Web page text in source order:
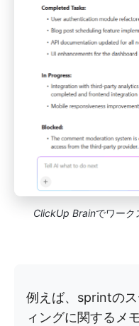
ClickUp Brainでワーク
例えば、sprintの
ィングに関するメ